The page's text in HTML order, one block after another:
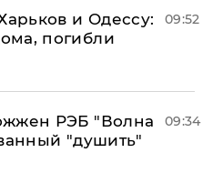
и Одессу:
погибли
09:52
РЭБ "Волна
"душить"
09:34